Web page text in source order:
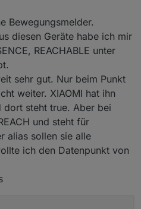
Bewegungsmelder.
diesen Geräte habe ich mir
REACHABLE unter
sehr gut. Nur beim Punkt
weiter. XIAOMI hat ihn
dort steht true. Aber bei
und steht für
alias sollen sie alle
ich den Datenpunkt von